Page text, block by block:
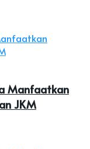
Manfaatkan
JKM